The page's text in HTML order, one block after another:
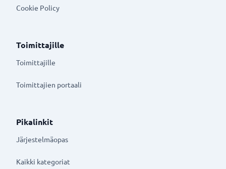
Cookie Policy
Toimittajille
Toimittajille
Toimittajien portaali
Pikalinkit
Järjestelmäopas
Kaikki kategoriat